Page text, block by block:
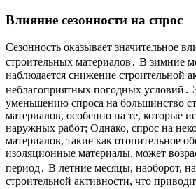
Влияние сезонности на спрос
Сезонность оказывает значительное
строительных материалов․ В зимние
наблюдается снижение строительной
неблагоприятных погодных условий․
уменьшению спроса на большинство
материалов, особенно на те, которые
наружных работ; Однако, спрос на
материалов, такие как отопительное
изоляционные материалы, может
период․ В летние месяцы, наоборот,
строительной активности, что